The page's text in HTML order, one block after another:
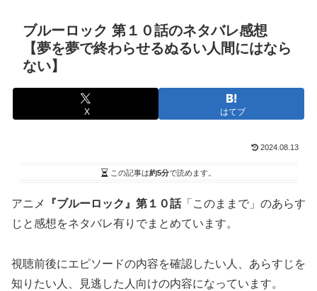
ブルーロック 第１０話のネタバレ感想
【夢を夢で終わらせるぬるい人間にはなら
ない】
X はてブ
2024.08.13
この記事は約5分で読めます。
アニメ 『ブルーロック』第１０話「このままで」のあらす
じと感想をネタバレ有りでまとめています。
視聴前後にエピソードの内容を確認したい人、あらすじを
知りたい人、見逃した人向けの内容になっています。